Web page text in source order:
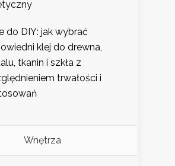
do DIY: jak wybrać
klej do drewna,
tkanin i szkła z
trwałości i
Wnętrza